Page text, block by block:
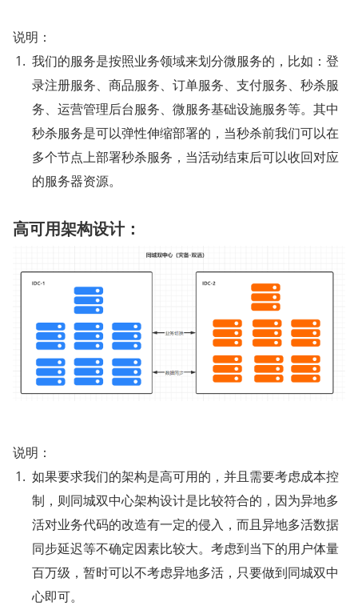
说明：
我们的服务是按照业务领域来划分微服务的，比如：登
录注册服务、商品服务、订单服务、支付服务、秒杀服
务、运营管理后台服务、微服务基础设施服务等。其中
秒杀服务是可以弹性伸缩部署的，当秒杀前我们可以在
多个节点上部署秒杀服务，当活动结束后可以收回对应
的服务器资源。
高可用架构设计：
说明：
如果要求我们的架构是高可用的，并且需要考虑成本控
制，则同城双中心架构设计是比较符合的，因为异地多
活对业务代码的改造有一定的侵入，而且异地多活数据
同步延迟等不确定因素比较大。考虑到当下的用户体量
百万级，暂时可以不考虑异地多活，只要做到同城双中
心即可。